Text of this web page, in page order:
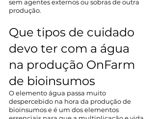
sem agentes externos ou sobras de outra
produção.
Que tipos de cuidado
devo ter com a água
na produção OnFarm
de bioinsumos
O elemento água passa muito
despercebido na hora da produção de
bioinsumos e é um dos elementos